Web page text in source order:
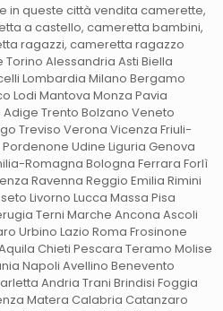
in queste città vendita camerette,
a castello, cameretta bambini,
ragazzi, cameretta ragazzo
Alessandria Asti Biella
Lombardia Milano Bergamo
Lodi Mantova Monza Pavia
Trento Bolzano Veneto
Treviso Verona Vicenza Friuli-
Udine Liguria Genova
Romagna Bologna Ferrara Forlì
Ravenna Reggio Emilia Rimini
Livorno Lucca Massa Pisa
Terni Marche Ancona Ascoli
Urbino Lazio Roma Frosinone
Chieti Pescara Teramo Molise
Napoli Avellino Benevento
Andria Trani Brindisi Foggia
Matera Calabria Catanzaro